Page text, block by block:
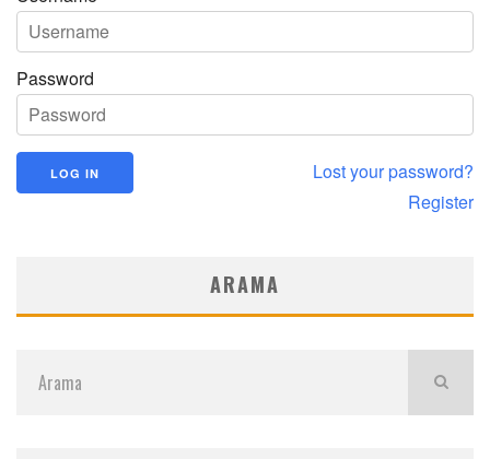
Password
Lost your password?
Register
ARAMA